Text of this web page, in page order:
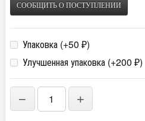
СООБЩИТЬ О ПОСТУПЛЕНИИ
Упаковка (+50 ₽)
Улучшенная упаковка (+200 ₽)
− +